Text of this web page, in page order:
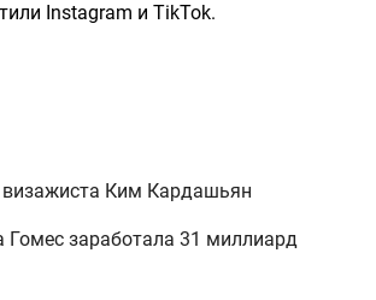
Instagram и TikTok.
Ким Кардашьян
Гомес заработала 31 миллиард